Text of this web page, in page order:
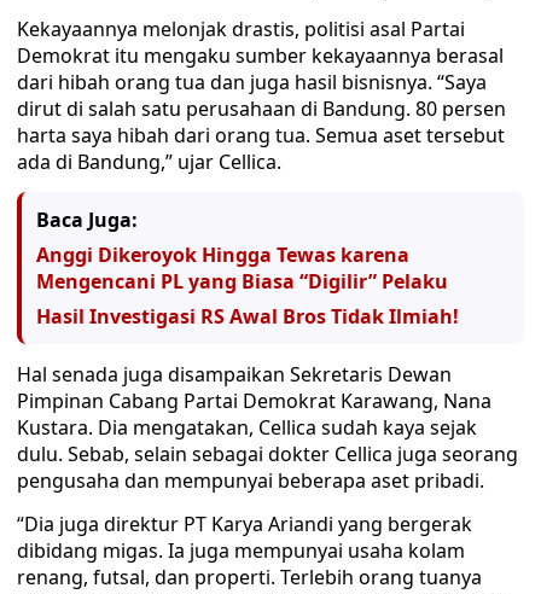
Kekayaannya melonjak drastis, politisi asal Partai
Demokrat itu mengaku sumber kekayaannya berasal
dari hibah orang tua dan juga hasil bisnisnya. “Saya
dirut di salah satu perusahaan di Bandung. 80 persen
harta saya hibah dari orang tua. Semua aset tersebut
ada di Bandung,” ujar Cellica.
Baca Juga:
Anggi Dikeroyok Hingga Tewas karena
Mengencani PL yang Biasa “Digilir” Pelaku
Hasil Investigasi RS Awal Bros Tidak Ilmiah!
Hal senada juga disampaikan Sekretaris Dewan
Pimpinan Cabang Partai Demokrat Karawang, Nana
Kustara. Dia mengatakan, Cellica sudah kaya sejak
dulu. Sebab, selain sebagai dokter Cellica juga seorang
pengusaha dan mempunyai beberapa aset pribadi.
“Dia juga direktur PT Karya Ariandi yang bergerak
dibidang migas. Ia juga mempunyai usaha kolam
renang, futsal, dan properti. Terlebih orang tuanya